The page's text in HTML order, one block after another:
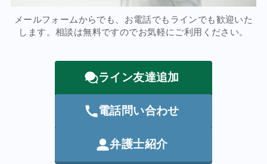
メールフォームからでも、お電話でもラインでも歓迎いた
します。相談は無料ですのでお気軽にご利用ください。
ライン友達追加
電話問い合わせ
弁護士紹介